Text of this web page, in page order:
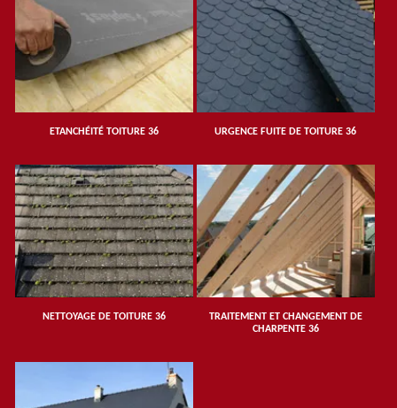
ETANCHÉITÉ TOITURE 36 URGENCE FUITE DE TOITURE 36
NETTOYAGE DE TOITURE 36
TRAITEMENT ET CHANGEMENT DE
CHARPENTE 36